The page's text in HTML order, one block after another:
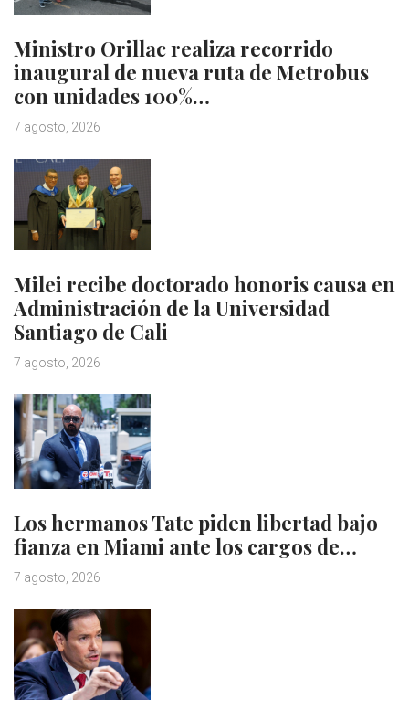
Ministro Orillac realiza recorrido
inaugural de nueva ruta de Metrobus
con unidades 100%…
7 agosto, 2026
Milei recibe doctorado honoris causa en
Administración de la Universidad
Santiago de Cali
7 agosto, 2026
Los hermanos Tate piden libertad bajo
fianza en Miami ante los cargos de…
7 agosto, 2026